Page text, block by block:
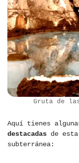
Gruta de
Aquí tienes
destacadas de
subterránea: